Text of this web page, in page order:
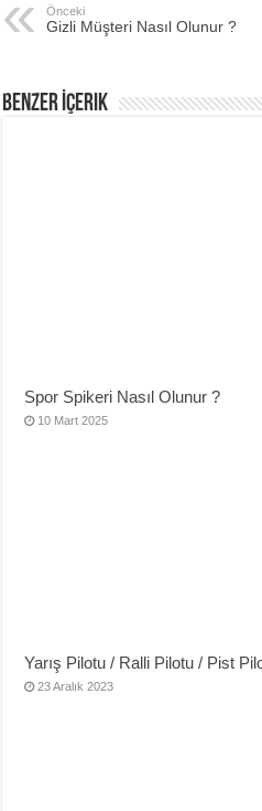
Önceki
Gizli Müşteri Nasıl Olunur ?
Benzer İçerik
Spor Spikeri Nasıl Olunur ?
10 Mart 2025
Yarış Pilotu / Ralli Pilotu / Pist
23 Aralık 2023